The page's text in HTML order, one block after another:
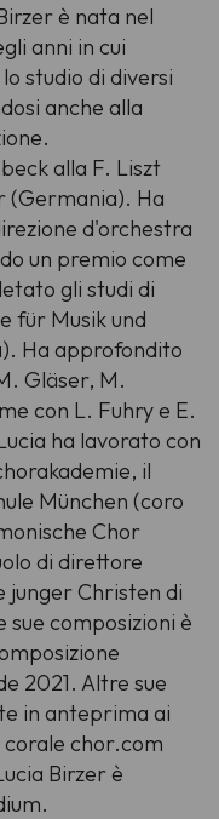
è nata nel
anni in cui
studio di diversi
anche alla
alla F. Liszt
(Germania). Ha
d'orchestra
un premio come
gli studi di
für Musik und
Ha approfondito
Gläser, M.
con L. Fuhry e E.
ha lavorato con
il
München (coro
Chor
di direttore
junger Christen di
sue composizioni è
2021. Altre sue
in anteprima ai
chor.com
Birzer è